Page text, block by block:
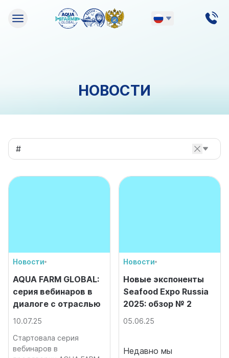
НОВОСТИ
Новости
AQUA FARM GLOBAL:
серия вебинаров в
диалоге с отраслью
10.07.25
Стартовала серия
вебинаров в
Новости
Новые экспоненты
Seafood Expo Russia
2025: обзор № 2
05.06.25
Недавно мы